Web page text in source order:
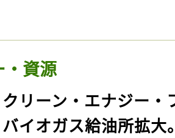
・資源
クリーン・エナジー・
イオガス給油所拡大